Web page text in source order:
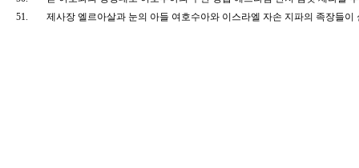
51.
제사장 엘르아살과 눈의 아들 여호수아와 이스라엘 자손 지파의 족장들